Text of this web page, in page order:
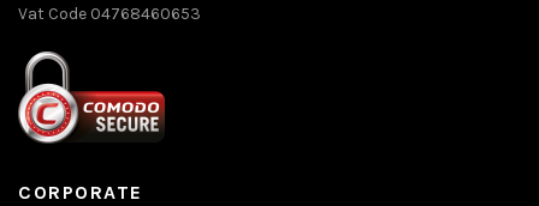
Vat Code 04768460653
CORPORATE